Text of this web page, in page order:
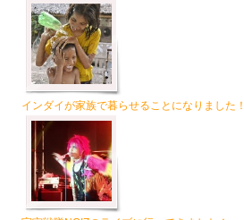
インダイが家族で暮らせることになりました！